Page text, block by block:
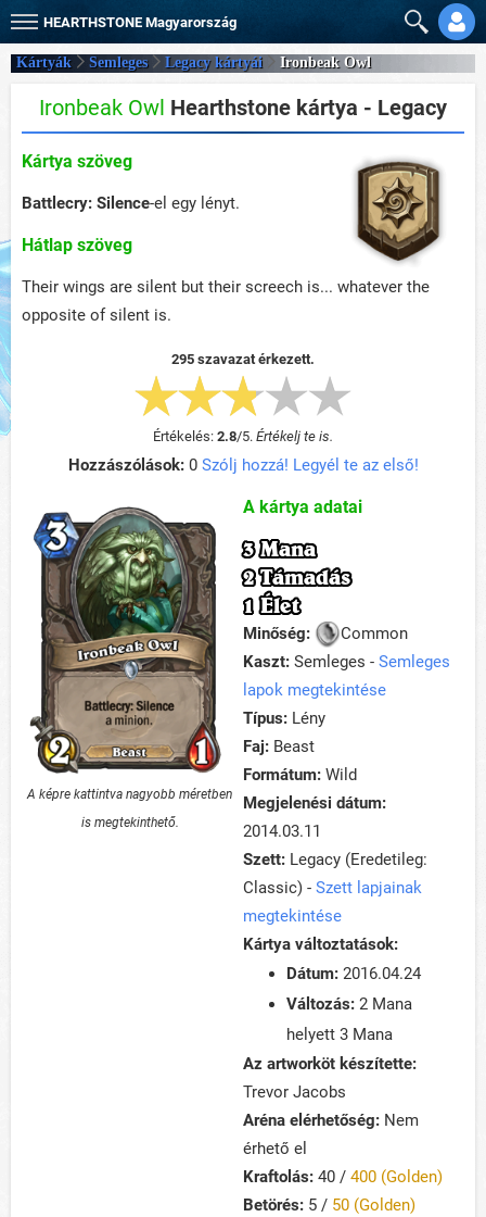
HEARTHSTONE Magyarország
Kártyák Semleges Legacy kártyái Ironbeak Owl
Ironbeak Owl Hearthstone kártya - Legacy
Kártya szöveg
Battlecry: Silence-el egy lényt.
Hátlap szöveg
Their wings are silent but their screech is... whatever the
opposite of silent is.
295 szavazat érkezett.
Értékelés: 2.8/5. Értékelj te is.
Hozzászólások:0 Szólj hozzá! Legyél te az első!
A képre kattintva nagyobb méretben
is megtekinthető.
A kártya adatai
3 Mana
2 Támadás
1 Élet
Minőség:
Common
Kaszt: Semleges - Semleges
lapok megtekintése
Típus: Lény
Faj: Beast
Formátum: Wild
Megjelenési dátum:
2014.03.11
Szett: Legacy (Eredetileg:
Classic) - Szett lapjainak
megtekintése
Kártya változtatások:
Dátum: 2016.04.24
Változás: 2 Mana
helyett 3 Mana
Az artworköt készítette:
Trevor Jacobs
Aréna elérhetőség: Nem
érhető el
Kraftolás: 40 / 400 (Golden)
Betörés: 5 / 50 (Golden)